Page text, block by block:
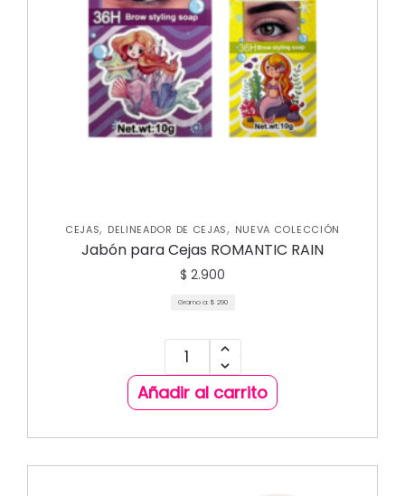
CEJAS, DELINEADOR DE CEJAS, NUEVA COLECCIÓN
Jabón para Cejas ROMANTIC RAIN
$ 2.900
Gramo a: $ 290
Añadir al carrito